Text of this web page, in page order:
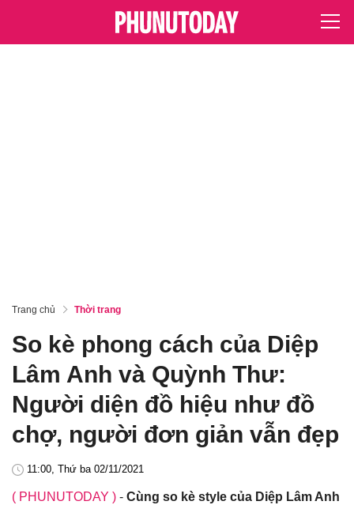
Trang chủ Thời trang
So kè phong cách của Diệp
Lâm Anh và Quỳnh Thư:
Người diện đồ hiệu như đồ
chợ, người đơn giản vẫn đẹp
11:00, Thứ ba 02/11/2021
( PHUNUTODAY ) - Cùng so kè style của Diệp Lâm Anh